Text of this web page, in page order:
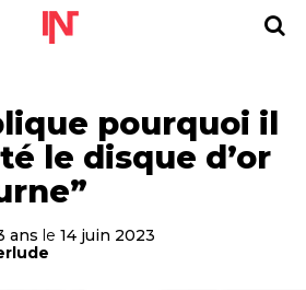
pourquoi il
le disque d’or
ans le 14 juin 2023